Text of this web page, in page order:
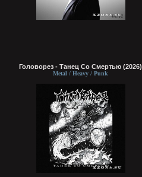
Головорез - Tанец Со Смертью (2026)
Metal / Heavy / Punk